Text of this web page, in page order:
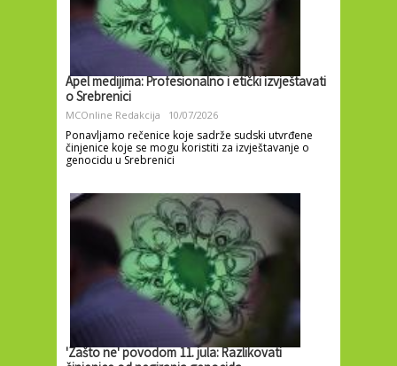
Apel medijima: Profesionalno i etički izvještavati
o Srebrenici
MCOnline Redakcija 10/07/2026
Ponavljamo rečenice koje sadrže sudski utvrđene
činjenice koje se mogu koristiti za izvještavanje o
genocidu u Srebrenici
'Zašto ne' povodom 11. jula: Razlikovati